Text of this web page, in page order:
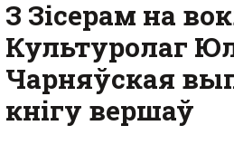
З Зісерам на
Культуролаг
Чарняўская
кнігу вершаў